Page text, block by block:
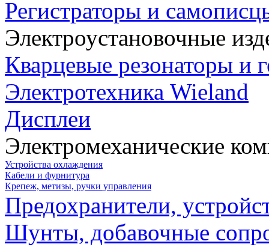
Регистраторы и
Электроустановочные
Кварцевые резонаторы и
Электротехника Wieland
Дисплеи
Электромеханические
Устройства охлаждения
Кабели и фурнитура
Крепеж, метизы, ручки управления
Предохранители,
Шунты, добавочные